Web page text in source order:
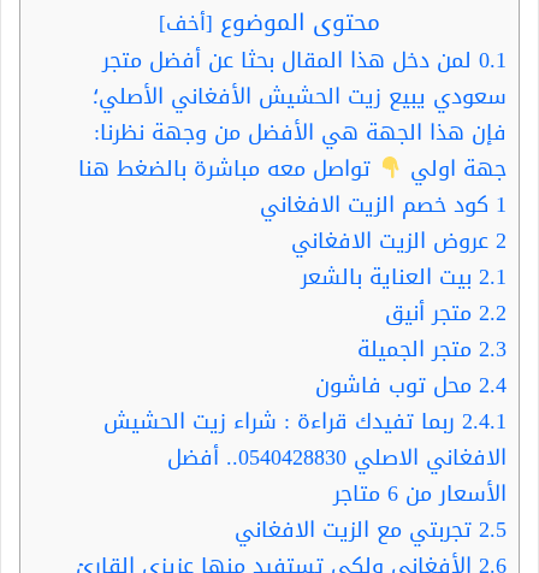
محتوى الموضوع [أخف]
0.1 لمن دخل هذا المقال بحثا عن أفضل متجر
سعودي يبيع زيت الحشيش الأفغاني الأصلي؛
فإن هذا الجهة هي الأفضل من وجهة نظرنا:
جهة اولي
تواصل معه مباشرة بالضغط هنا
1 كود خصم الزيت الافغاني
2عروض الزيت الافغاني
2.1 بيت العناية بالشعر
2.2متجر أنيق
2.3متجر الجميلة
2.4محل توب فاشون
2.4.1 ربما تفيدك قراءة : شراء زيت الحشيش
الافغاني الاصلي 0540428830.. أفضل
الأسعار من 6 متاجر
2.5تجربتي مع الزيت الافغاني